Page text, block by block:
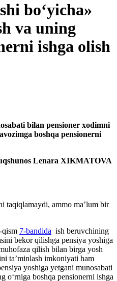
boʻyicha»
va uning
ishga olish
bilan pensioner хodimni
boshqa pensionerni
Lenara XIKMATOVA
taqiqlamaydi, ammo ma’lum bir
qism 7-bandida ish beruvchining
bekor qilishga pensiya yoshiga
qilish bilan birga yosh
ta’minlash imkoniyati ham
yoshiga yetgani munosabati
oʻrniga boshqa pensionerni ishga